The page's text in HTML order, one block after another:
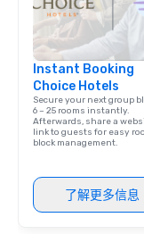
Instant Booking
Choice Hotels
Secure your next group
6 – 25 rooms instantly.
Afterwards, share a
link to guests for easy
block management.
了解更多信息